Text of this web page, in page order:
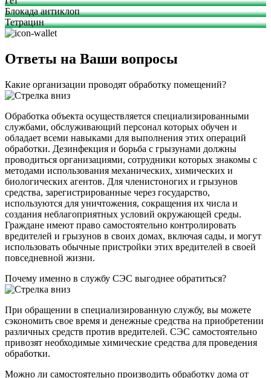
Блокада антиклоп
Тетрацин
Ответы на Ваши вопросы
Какие организации проводят обработку помещений?
Обработка объекта осуществляется специализированными
службами, обслуживающий персонал которых обучен и
обладает всеми навыками для выполнения этих операций
обработки. Дезинфекция и борьба с грызунами должны
проводиться организациями, сотрудники которых знакомы с
методами использования механических, химических и
биологических агентов. Для членистоногих и грызунов
средства, зарегистрированные через государство,
используются для уничтожения, сокращения их числа и
создания неблагоприятных условий окружающей среды.
Граждане имеют право самостоятельно контролировать
вредителей и грызунов в своих домах, включая сады, и могут
использовать обычные пристройки этих вредителей в своей
повседневной жизни.
Почему именно в службу СЭС выгоднее обратиться?
При обращении в специализированную службу, вы можете
сэкономить свое время и денежные средства на приобретении
различных средств против вредителей. СЭС самостоятельно
привозят необходимые химические средства для проведения
обработки.
Можно ли самостоятельно производить обработку дома от